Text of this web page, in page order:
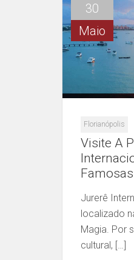
30
Maio
Florianópolis
Visite A
Jurerê
localizado
Magia. Por
cultural, […]